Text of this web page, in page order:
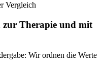
Vergleich
zur Therapie und mit
Wir ordnen die Werte